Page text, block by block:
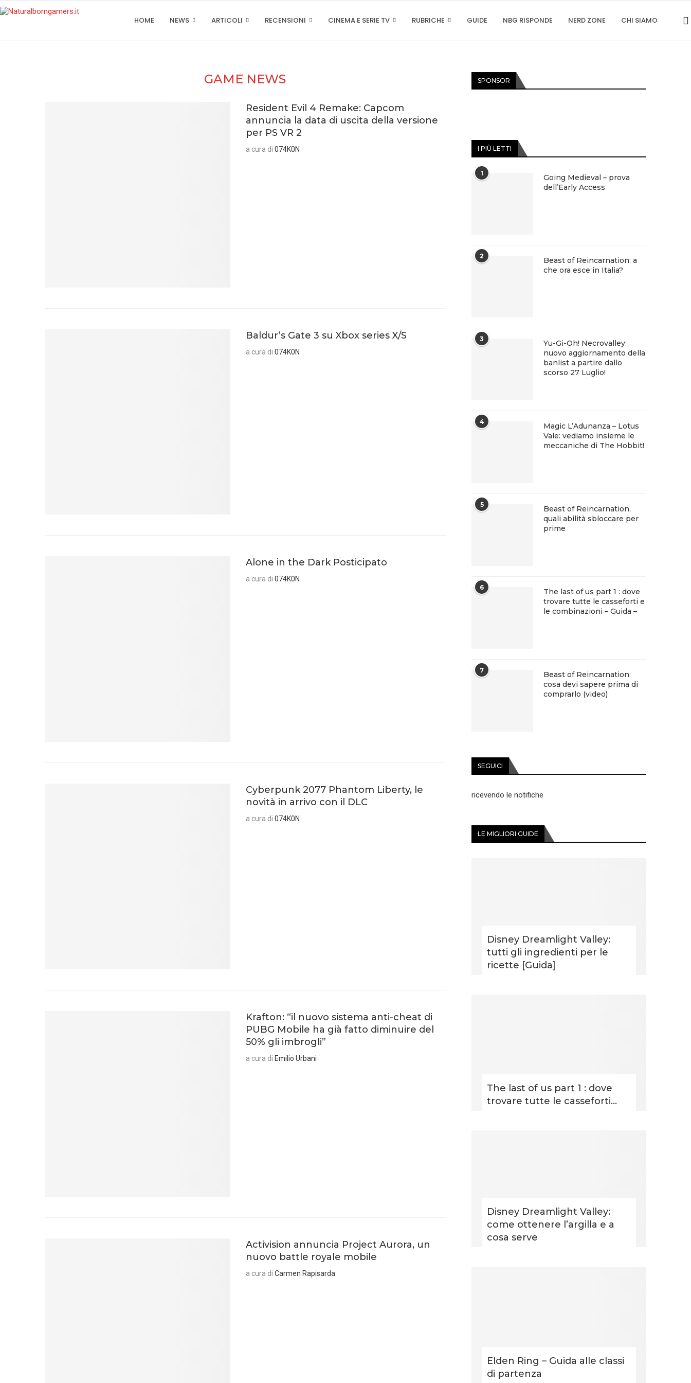
HOME NEWS ARTICOLI RECENSIONI CINEMA E SERIE TV RUBRICHE GUIDE NBG RISPONDE NERD ZONE CHI SIAMO
GAME NEWS
Resident Evil 4 Remake: Capcom
annuncia la data di uscita della versione
per PS VR 2
a cura di 074K0N
Baldur’s Gate 3 su Xbox series X/S
a cura di 074K0N
Alone in the Dark Posticipato
a cura di 074K0N
Cyberpunk 2077 Phantom Liberty, le
novità in arrivo con il DLC
a cura di 074K0N
Krafton: “il nuovo sistema anti-cheat di
PUBG Mobile ha già fatto diminuire del
50% gli imbrogli”
a cura di Emilio Urbani
Activision annuncia Project Aurora, un
nuovo battle royale mobile
a cura di Carmen Rapisarda
SPONSOR
I PIÙ LETTI
1
Going Medieval – prova
dell’Early Access
2
Beast of Reincarnation: a
che ora esce in Italia?
3
Yu-Gi-Oh! Necrovalley:
nuovo aggiornamento della
banlist a partire dallo
scorso 27 Luglio!
4
Magic L’Adunanza – Lotus
Vale: vediamo insieme le
meccaniche di The Hobbit!
5
Beast of Reincarnation,
quali abilità sbloccare per
prime
6
The last of us part 1 : dove
trovare tutte le casseforti e
le combinazioni – Guida –
7
Beast of Reincarnation:
cosa devi sapere prima di
comprarlo (video)
SEGUICI
ricevendo le notifiche
LE MIGLIORI GUIDE
Disney Dreamlight Valley:
tutti gli ingredienti per le
ricette [Guida]
The last of us part 1 : dove
trovare tutte le casseforti...
Disney Dreamlight Valley:
come ottenere l’argilla e a
cosa serve
Elden Ring – Guida alle classi
di partenza